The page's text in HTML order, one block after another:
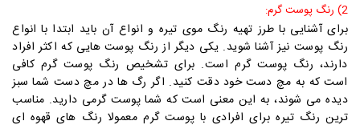
2) رنگ پوست گرم:
برای آشنایی با طرز تهیه رنگ موی تیره و انواع آن باید ابتدا با انواع
رنگ پوست نیز آشنا شوید. یکی دیگر از رنگ پوست هایی که اکثر افراد
دارند، رنگ پوست گرم است. برای تشخیص رنگ پوست گرم کافی
است که به مچ دست خود دقت کنید. اگر رگ ها در مچ دست شما سبز
دیده می شوند، به این معنی است که شما پوست گرمی دارید. مناسب
ترین رنگ تیره برای افرادی با پوست گرم معمولا رنگ های قهوه ای